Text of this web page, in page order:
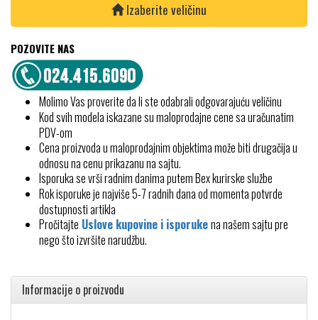
Izaberite veličinu
POZOVITE NAS
Molimo Vas proverite da li ste odabrali odgovarajuću veličinu
Kod svih modela iskazane su maloprodajne cene sa uračunatim
PDV-om
Cena proizvoda u maloprodajnim objektima može biti drugačija u
odnosu na cenu prikazanu na sajtu.
Isporuka se vrši radnim danima putem Bex kurirske službe
Rok isporuke je najviše 5-7 radnih dana od momenta potvrde
dostupnosti artikla
Pročitajte Uslove kupovine i isporukena našem sajtu pre
nego što izvršite narudžbu.
Informacije o proizvodu